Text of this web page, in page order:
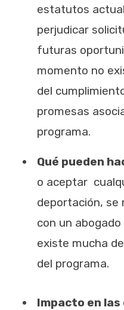
estatutos
perjudicar
futuras
momento no
del
promesas
programa.
Qué pueden
o aceptar
deportación, se
con un
existe mucha
del programa.
Impacto en las